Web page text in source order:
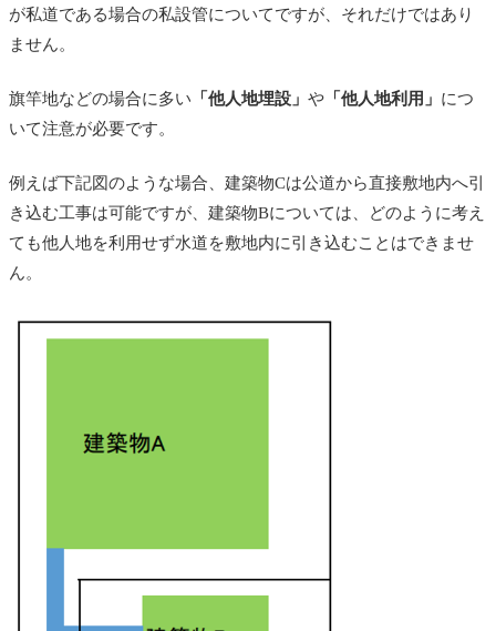
が私道である場合の私設管についてですが、それだけではあり
ません。
旗竿地などの場合に多い 「他人地埋設」 や 「他人地利用」 につ
いて注意が必要です。
例えば下記図のような場合、建築物Cは公道から直接敷地内へ引
き込む工事は可能ですが、建築物Bについては、どのように考え
ても他人地を利用せず水道を敷地内に引き込むことはできませ
ん。